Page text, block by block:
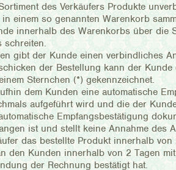
des Verkäufers Produkte
einem so genannten Warenkorb
innerhalb des Warenkorbs über die
schreiten.
gibt der Kunde einen verbindliches
der Bestellung kann der
Sternchen (*) gekennzeichnet.
dem Kunden eine automatische
aufgeführt wird und die der
Empfangsbestätigung
ist und stellt keine Annahme des
das bestellte Produkt innerhalb
den Kunden innerhalb von 2 Tagen
der Rechnung bestätigt hat.